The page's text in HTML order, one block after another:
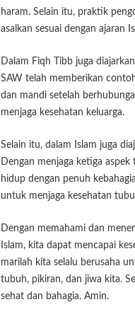
haram. Selain itu, praktik
asalkan sesuai dengan ajaran
Dalam Fiqh Tibb juga
SAW telah memberikan
dan mandi setelah
menjaga kesehatan keluarga.
Selain itu, dalam Islam juga
Dengan menjaga ketiga
hidup dengan penuh
untuk menjaga kesehatan
Dengan memahami dan
Islam, kita dapat mencapai
marilah kita selalu berusaha
tubuh, pikiran, dan jiwa kita.
sehat dan bahagia. Amin.